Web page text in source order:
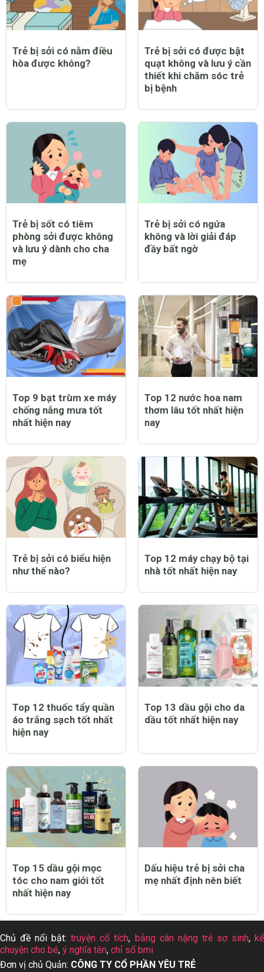
Trẻ bị sởi có nằm điều
hòa được không?
Trẻ bị sởi có được bật
quạt không và lưu ý cần
thiết khi chăm sóc trẻ
bị bệnh
Trẻ bị sốt có tiêm
phòng sởi được không
và lưu ý dành cho cha
mẹ
Trẻ bị sởi có ngứa
không và lời giải đáp
đầy bất ngờ
Top 9 bạt trùm xe máy
chống nắng mưa tốt
nhất hiện nay
Top 12 nước hoa nam
thơm lâu tốt nhất hiện
nay
Trẻ bị sởi có biểu hiện
như thế nào?
Top 12 máy chạy bộ tại
nhà tốt nhất hiện nay
Top 12 thuốc tẩy quần
áo trắng sạch tốt nhất
hiện nay
Top 13 dầu gội cho da
dầu tốt nhất hiện nay
Top 15 dầu gội mọc
tóc cho nam giới tốt
nhất hiện nay
Dấu hiệu trẻ bị sởi cha
mẹ nhất định nên biết
Chủ đề nổi bật:truyện cổ tích, bảng cân nặng trẻ sơ sinh,kể
chuyện cho bé, ý nghĩa tên, chỉ số bmi
Đơn vị chủ Quản: CÔNG TY CỔ PHẦN YÊU TRẺ